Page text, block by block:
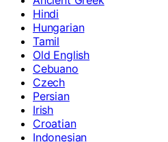
Hindi
Hungarian
Tamil
Old English
Cebuano
Czech
Persian
Irish
Croatian
Indonesian